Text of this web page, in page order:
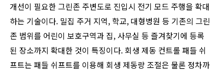
개선이 필요한 그린존 주변도로 진입시 전기 모드 주행을 확대
하는 기술이다. 밀집 주거 지역, 학교, 대형병원 등 기존의 그린
존 범위를 어린이 보호구역과 집, 사무실 등 즐겨찾기에 등록
된 장소까지 확대한 것이 특징이다. 회생 제동 컨트롤 패들 쉬
프트는 패들 쉬프트를 이용해 회생 제동량 조절은 물론 정차까